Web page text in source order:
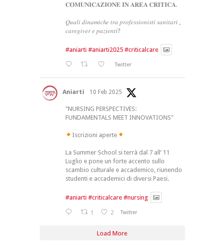
𝐂𝐎𝐌𝐔𝐍𝐈𝐂𝐀𝐙𝐈𝐎𝐍𝐄 𝐈𝐍 𝐀𝐑𝐄𝐀 𝐂𝐑𝐈𝐓𝐈𝐂𝐀.
𝑄𝑢𝑎𝑙𝑖 𝑑𝑖𝑛𝑎𝑚𝑖𝑐ℎ𝑒 𝑡𝑟𝑎 𝑝𝑟𝑜𝑓𝑒𝑠𝑠𝑖𝑜𝑛𝑖𝑠𝑡𝑖 𝑠𝑎𝑛𝑖𝑡𝑎𝑟𝑖 ,
𝑐𝑎𝑟𝑒𝑔𝑖𝑣𝑒𝑟 𝑒 𝑝𝑎𝑧𝑖𝑒𝑛𝑡𝑖?
#aniarti #aniarti2025 #criticalcare
Twitter
Aniarti 10 Feb 2025
"NURSING PERSPECTIVES:
FUNDAMENTALS MEET INNOVATIONS"
Iscrizioni aperte
La Summer School si terrà dal 7 all’ 11
Luglio e pone un forte accento sullo
scambio culturale e accademico, riunendo
studenti e accademici di diversi Paesi.
#aniarti #criticalcare #nursing
1 2 Twitter
Load More